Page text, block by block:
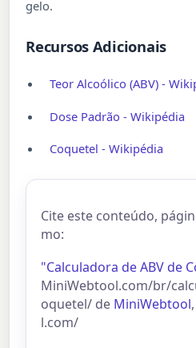
gelo.
Recursos Adicionais
Teor Alcoólico (ABV) -
Dose Padrão - Wikipédia
Coquetel - Wikipédia
Cite este conteúdo,
mo:
"Calculadora de ABV de
MiniWebtool.com/br/
oquetel/ de MiniWebtool
l.com/